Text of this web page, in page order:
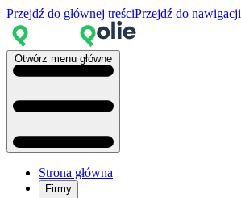
Przejdź do głównej treściPrzejdź do nawigacji
Otwórz menu główne
Strona główna
Firmy